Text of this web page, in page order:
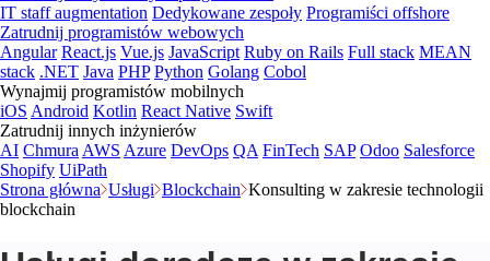
IT staff augmentation Dedykowane zespoły Programiści offshore
Zatrudnij programistów webowych
Angular React.js Vue.js JavaScript Ruby on Rails Full stack MEAN
stack .NET Java PHP Python Golang Cobol
Wynajmij programistów mobilnych
iOS Android Kotlin React Native Swift
Zatrudnij innych inżynierów
AI Chmura AWS Azure DevOps QA FinTech SAP Odoo Salesforce
Shopify UiPath
Strona główna Usługi Blockchain Konsulting w zakresie technologii
blockchain